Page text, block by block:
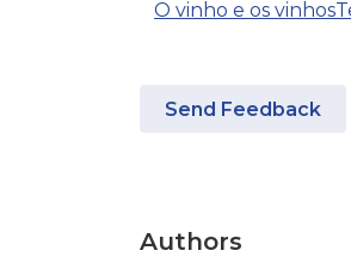
O vinho e os
Send Feedback
Authors